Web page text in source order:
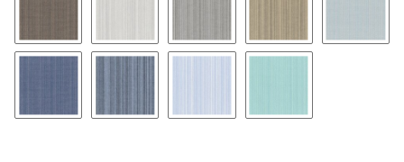
Zena 352 Zena 353 Zena 354 Zena 355